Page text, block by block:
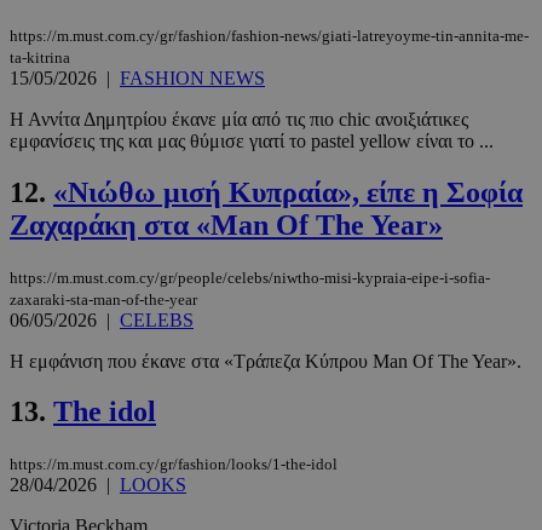
https://m.must.com.cy/gr/fashion/fashion-news/giati-latreyoyme-tin-annita-me-
ta-kitrina
15/05/2026 | FASHION NEWS
Η Αννίτα Δημητρίου έκανε μία από τις πιο chic ανοιξιάτικες
εμφανίσεις της και μας θύμισε γιατί το pastel yellow είναι το ...
12. «Νιώθω μισή Κυπραία», είπε η Σοφία
Ζαχαράκη στα «Man Of The Year»
https://m.must.com.cy/gr/people/celebs/niwtho-misi-kypraia-eipe-i-sofia-
zaxaraki-sta-man-of-the-year
06/05/2026 | CELEBS
Η εμφάνιση που έκανε στα «Τράπεζα Κύπρου Man Of The Year».
13. The idol
https://m.must.com.cy/gr/fashion/looks/1-the-idol
28/04/2026 | LOOKS